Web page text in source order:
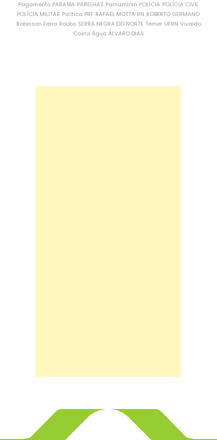
Pagamento PARAÍBA PARELHAS Parnamirim POLÍCIA POLÍCIA CIVIL
POLÍCIA MILITAR Política PRF RAFAEL MOTTA RN ROBERTO GERMANO
Robinson Faria Roubo SERRA NEGRA DO NORTE Temer UFRN Vivaldo
Costa Água ÁLVARO DIAS